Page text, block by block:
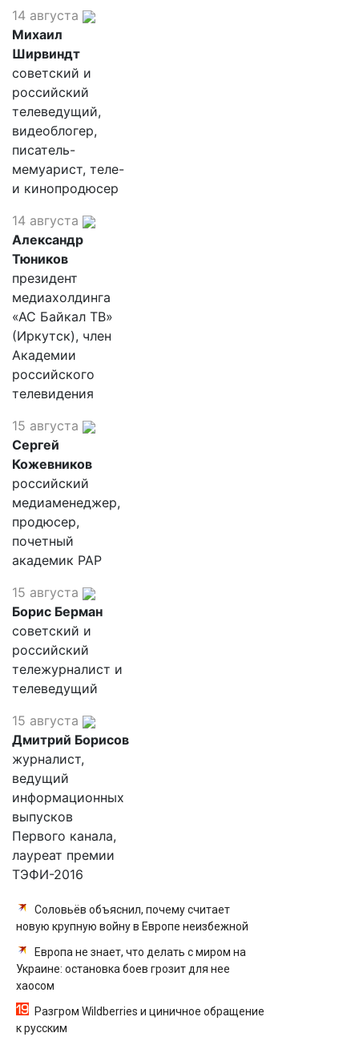
14 августа
Михаил
Ширвиндт
советский и
российский
телеведущий,
видеоблогер,
писатель-
мемуарист, теле-
и кинопродюсер
14 августа
Александр
Тюников
президент
медиахолдинга
«АС Байкал ТВ»
(Иркутск), член
Академии
российского
телевидения
15 августа
Сергей
Кожевников
российский
медиаменеджер,
продюсер,
почетный
академик РАР
15 августа
Борис Берман
советский и
российский
тележурналист и
телеведущий
15 августа
Дмитрий Борисов
журналист,
ведущий
информационных
выпусков
Первого канала,
лауреат премии
ТЭФИ-2016
Соловьёв объяснил, почему считает
новую крупную войну в Европе неизбежной
Европа не знает, что делать с миром на
Украине: остановка боев грозит для нее
хаосом
Разгром Wildberries и циничное обращение
к русским